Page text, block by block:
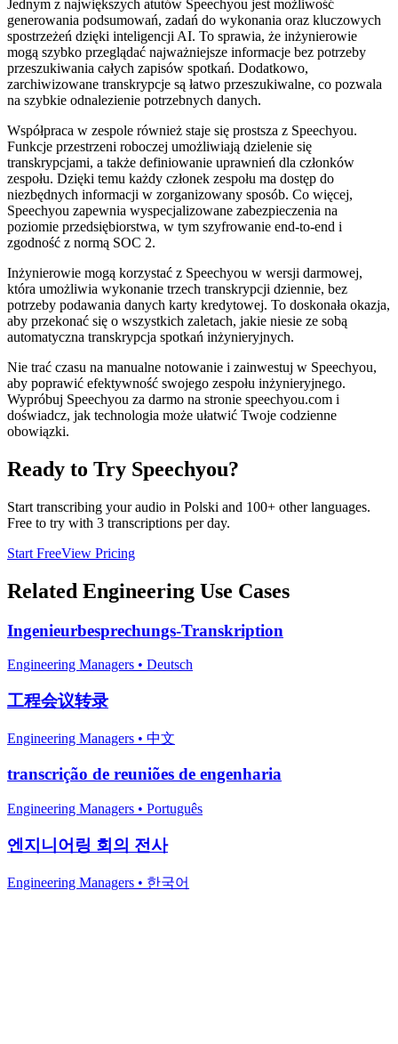
Jednym z największych atutów Speechyou jest możliwość
generowania podsumowań, zadań do wykonania oraz kluczowych
spostrzeżeń dzięki inteligencji AI. To sprawia, że inżynierowie
mogą szybko przeglądać najważniejsze informacje bez potrzeby
przeszukiwania całych zapisów spotkań. Dodatkowo,
zarchiwizowane transkrypcje są łatwo przeszukiwalne, co pozwala
na szybkie odnalezienie potrzebnych danych.
Współpraca w zespole również staje się prostsza z Speechyou.
Funkcje przestrzeni roboczej umożliwiają dzielenie się
transkrypcjami, a także definiowanie uprawnień dla członków
zespołu. Dzięki temu każdy członek zespołu ma dostęp do
niezbędnych informacji w zorganizowany sposób. Co więcej,
Speechyou zapewnia wyspecjalizowane zabezpieczenia na
poziomie przedsiębiorstwa, w tym szyfrowanie end-to-end i
zgodność z normą SOC 2.
Inżynierowie mogą korzystać z Speechyou w wersji darmowej,
która umożliwia wykonanie trzech transkrypcji dziennie, bez
potrzeby podawania danych karty kredytowej. To doskonała okazja,
aby przekonać się o wszystkich zaletach, jakie niesie ze sobą
automatyczna transkrypcja spotkań inżynieryjnych.
Nie trać czasu na manualne notowanie i zainwestuj w Speechyou,
aby poprawić efektywność swojego zespołu inżynieryjnego.
Wypróbuj Speechyou za darmo na stronie speechyou.com i
doświadcz, jak technologia może ułatwić Twoje codzienne
obowiązki.
Ready to Try Speechyou?
Start transcribing your audio in Polski and 100+ other languages.
Free to try with 3 transcriptions per day.
Start FreeView Pricing
Related Engineering Use Cases
Ingenieurbesprechungs-Transkription
Engineering Managers • Deutsch
工程会议转录
Engineering Managers • 中文
transcrição de reuniões de engenharia
Engineering Managers • Português
엔지니어링 회의 전사
Engineering Managers • 한국어